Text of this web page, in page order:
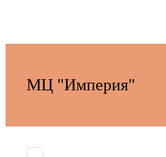
МЦ "Империя"